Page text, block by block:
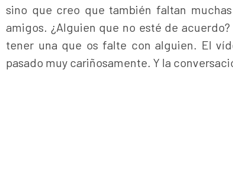
sino que creo que también faltan
amigos. ¿Alguien que no esté de
tener una que os falte con alguien. El
pasado muy cariñosamente. Y la